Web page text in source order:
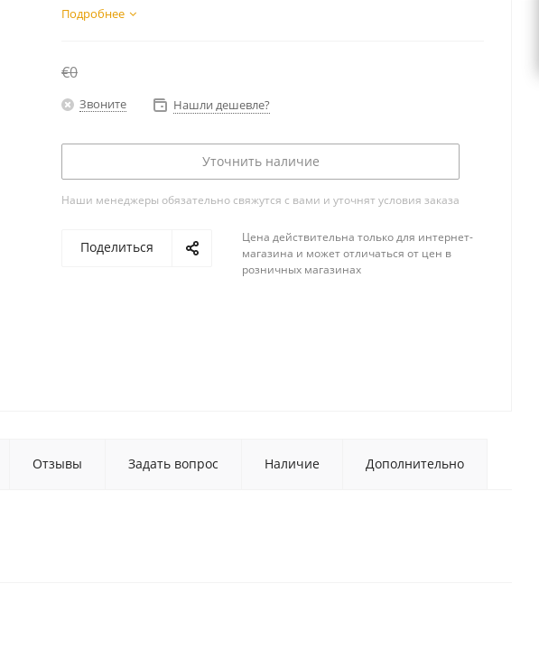
Подробнее
€0
Звоните Нашли дешевле?
Уточнить наличие
Наши менеджеры обязательно свяжутся с вами и уточнят условия заказа
Поделиться
Цена действительна только для интернет-
магазина и может отличаться от цен в
розничных магазинах
Отзывы Задать вопрос Наличие Дополнительно